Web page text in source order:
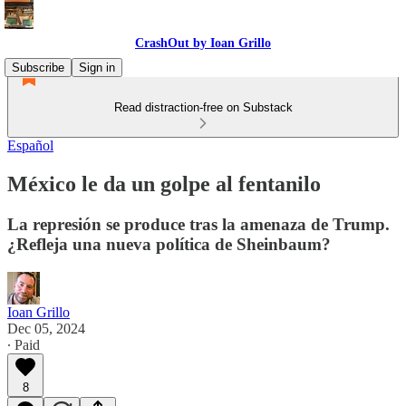
CrashOut by Ioan Grillo
Subscribe
Sign in
Read distraction-free on Substack
Español
México le da un golpe al fentanilo
La represión se produce tras la amenaza de Trump.
¿Refleja una nueva política de Sheinbaum?
Ioan Grillo
Dec 05, 2024
∙ Paid
8